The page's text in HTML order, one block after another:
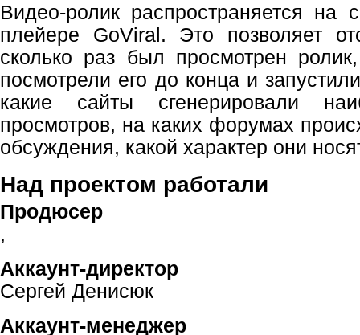
Видео-ролик распространяется на
плейере GoViral. Это позволяет
сколько раз был просмотрен
посмотрели его до конца и
какие сайты сгенерировали
просмотров, на каких форумах
обсуждения, какой характер они
Над проектом работали
Продюсер
,
Аккаунт-директор
Сергей Денисюк
Аккаунт-менеджер